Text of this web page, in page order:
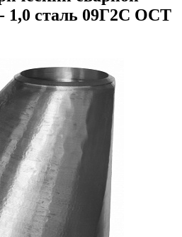
- 1,0 сталь 09Г2С ОСТ